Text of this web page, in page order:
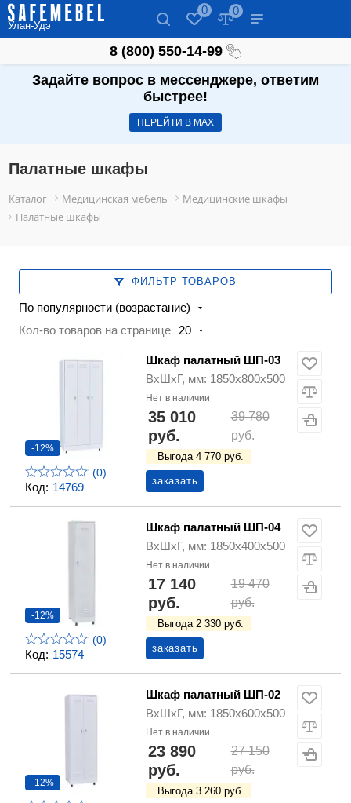
Улан-Удэ
0 0
8 (800) 550-14-99
Задайте вопрос в мессенджере, ответим
быстрее!
ПЕРЕЙТИ В МАХ
Палатные шкафы
Каталог Медицинская мебель
Медицинские шкафы
Палатные шкафы
ФИЛЬТР ТОВАРОВ
По популярности (возрастание)
Кол-во товаров на странице
20
Код: 14769
-12%
(0)
Шкаф палатный ШП-03
ВхШхГ, мм: 1850х800х500
Нет в наличии
35 010
руб.
39 780
руб.
Выгода 4 770 руб.
заказать
Код: 15574
-12%
(0)
Шкаф палатный ШП-04
ВхШхГ, мм: 1850х400х500
Нет в наличии
17 140
руб.
19 470
руб.
Выгода 2 330 руб.
заказать
-12%
Шкаф палатный ШП-02
ВхШхГ, мм: 1850х600х500
Нет в наличии
23 890
руб.
27 150
руб.
Выгода 3 260 руб.